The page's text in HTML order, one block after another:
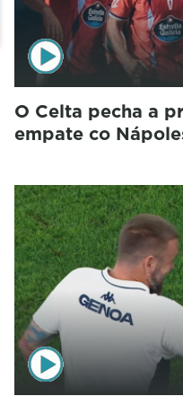
O Celta pecha a
empate co